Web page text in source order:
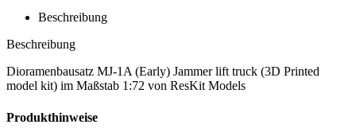
Beschreibung
Beschreibung
Dioramenbausatz MJ-1A (Early) Jammer lift truck (3D Printed
model kit) im Maßstab 1:72 von ResKit Models
Produkthinweise